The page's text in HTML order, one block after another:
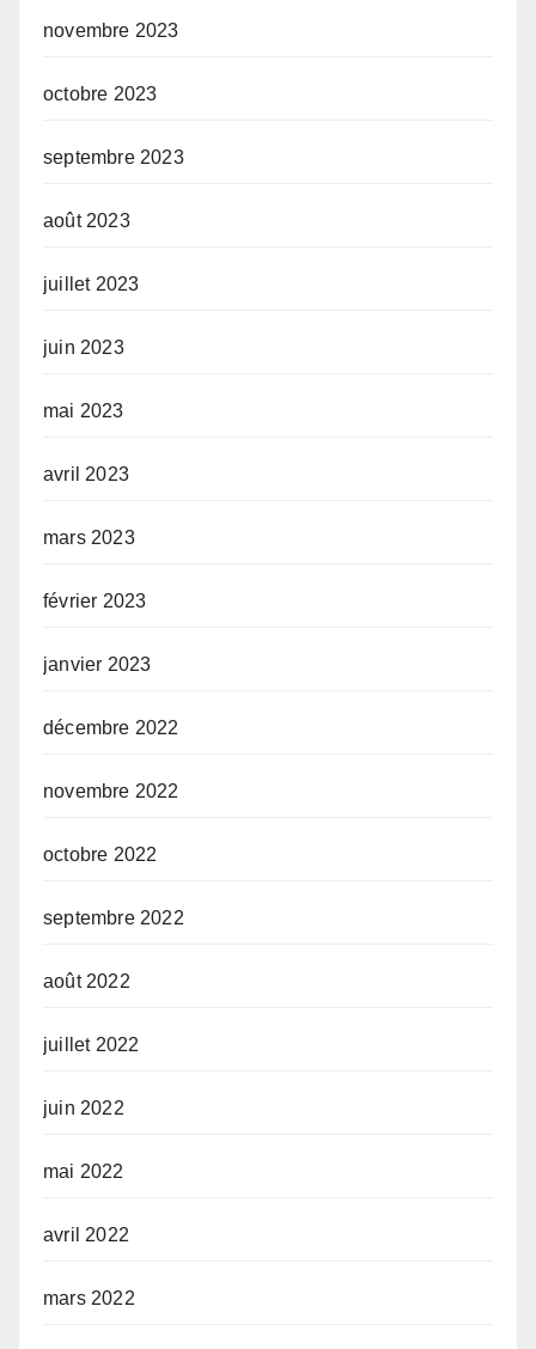
novembre 2023
octobre 2023
septembre 2023
août 2023
juillet 2023
juin 2023
mai 2023
avril 2023
mars 2023
février 2023
janvier 2023
décembre 2022
novembre 2022
octobre 2022
septembre 2022
août 2022
juillet 2022
juin 2022
mai 2022
avril 2022
mars 2022